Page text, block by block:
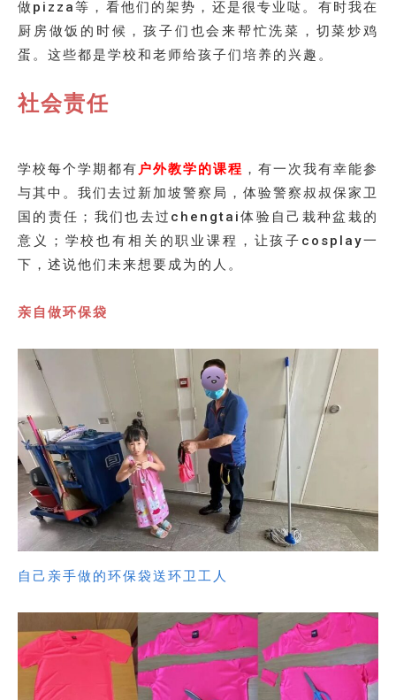
做pizza等，看他们的架势，还是很专业哒。有时我在
厨房做饭的时候，孩子们也会来帮忙洗菜，切菜炒鸡
蛋。这些都是学校和老师给孩子们培养的兴趣。
社会责任
学校每个学期都有 户外教学的课程 ，有一次我有幸能参
与其中。我们去过新加坡警察局，体验警察叔叔保家卫
国的责任；我们也去过chengtai体验自己栽种盆栽的
意义；学校也有相关的职业课程，让孩子cosplay一
下，述说他们未来想要成为的人。
亲自做环保袋
自己亲手做的环保袋送环卫工人